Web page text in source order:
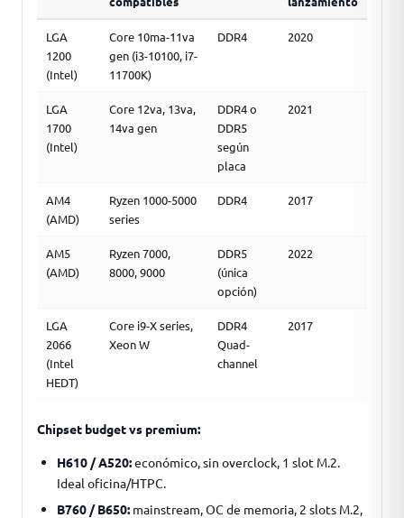
LGA
1200
(Intel)
Core 10ma-11va
gen (i3-10100, i7-
11700K)
DDR4 2020
LGA
1700
(Intel)
Core 12va, 13va,
14va gen
DDR4 o
DDR5
según
placa
2021
AM4
(AMD)
Ryzen 1000-5000
series
DDR4 2017
AM5
(AMD)
Ryzen 7000,
8000, 9000
DDR5
(única
opción)
2022
LGA
2066
(Intel
HEDT)
Core i9-X series,
Xeon W
DDR4
Quad-
channel
2017
Chipset budget vs premium:
H610 / A520:económico, sin overclock, 1 slot M.2.
Ideal oficina/HTPC.
B760 / B650: mainstream, OC de memoria, 2 slots M.2,